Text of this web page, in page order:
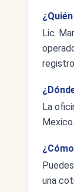
Lic.
La
Mexico.
una